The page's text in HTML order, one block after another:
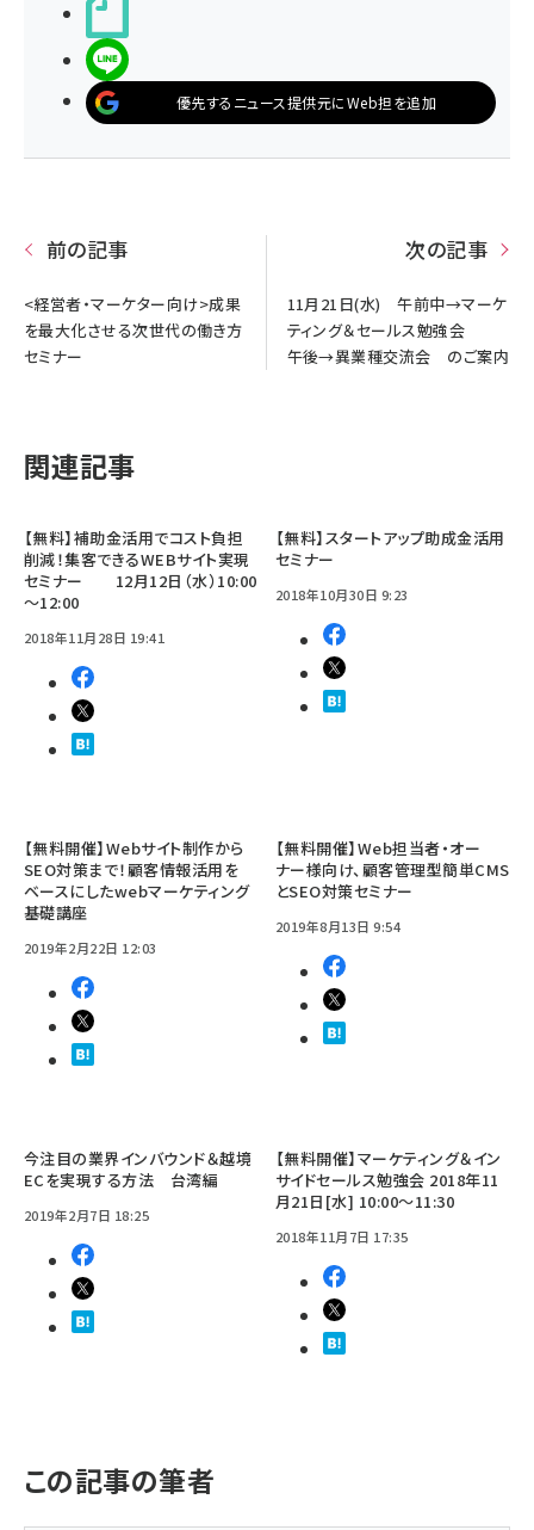
優先するニュース提供元にWeb担を追加
前の記事
<経営者・マーケター向け>成果
を最大化させる次世代の働き方
セミナー
次の記事
11月21日(水) 午前中→マーケ
ティング＆セールス勉強会
午後→異業種交流会 のご案内
関連記事
【無料】補助金活用でコスト負担
削減！集客できるWEBサイト実現
セミナー 12月12日（水）10:00
～12:00
2018年11月28日 19:41
【無料】スタートアップ助成金活用
セミナー
2018年10月30日 9:23
【無料開催】Webサイト制作から
SEO対策まで！顧客情報活用を
ベースにしたwebマーケティング
基礎講座
2019年2月22日 12:03
【無料開催】Web担当者・オー
ナー様向け、顧客管理型簡単CMS
とSEO対策セミナー
2019年8月13日 9:54
今注目の業界インバウンド＆越境
ECを実現する方法 台湾編
2019年2月7日 18:25
【無料開催】マーケティング＆イン
サイドセールス勉強会 2018年11
月21日[水] 10:00～11:30
2018年11月7日 17:35
この記事の筆者